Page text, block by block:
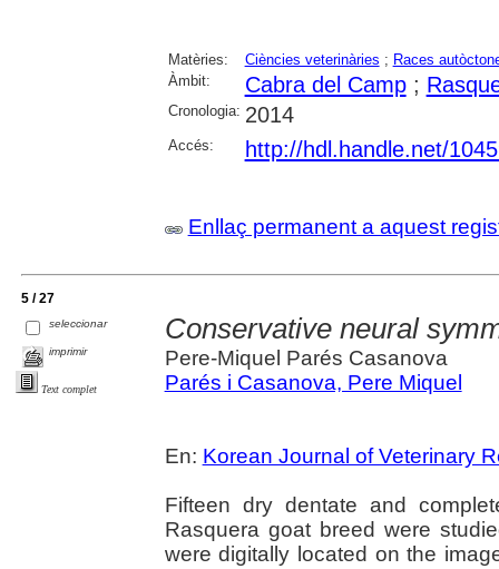
Matèries: Ciències veterinàries ; Races
Àmbit:
Cabra del Camp;
Cronologia: 2014
Accés: http://hdl.handle.net/
Enllaç permanent a aquest
5 / 27
seleccionar
imprimir
Text complet
Conservative neural
Pere-Miquel Parés Casanova
Parés i Casanova, Pere Miquel
En: Korean Journal of Veterinary
Fifteen dry dentate and
Rasquera goat breed were
were digitally located on the